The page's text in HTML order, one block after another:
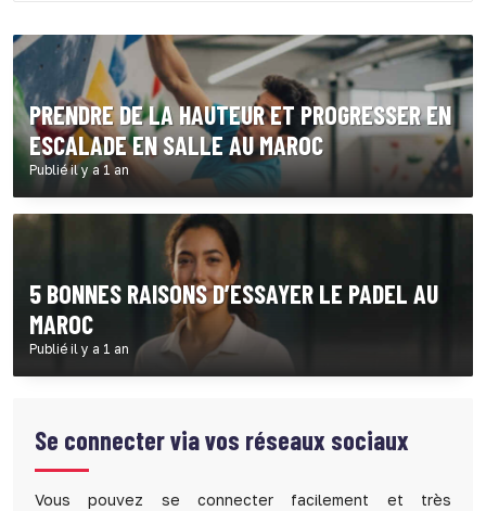
PRENDRE DE LA HAUTEUR ET PROGRESSER EN
ESCALADE EN SALLE AU MAROC
Publié il y a 1 an
5 BONNES RAISONS D’ESSAYER LE PADEL AU
MAROC
Publié il y a 1 an
Se connecter via vos réseaux sociaux
Vous pouvez se connecter facilement et très